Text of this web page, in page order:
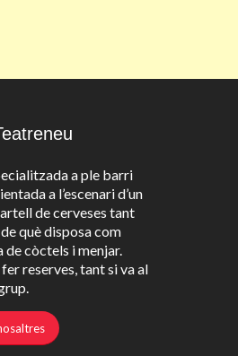
a ple barri
a l’escenari d’un
de cerveses tant
què disposa com
de còctels i menjar.
reserves, tant si va al